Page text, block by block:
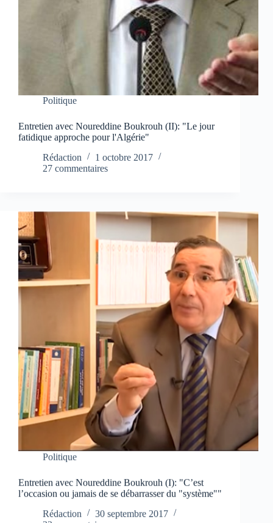
Politique
Entretien avec Noureddine Boukrouh (II): "Le jour
fatidique approche pour l'Algérie"
Rédaction
1 octobre 2017
27 commentaires
Politique
Entretien avec Noureddine Boukrouh (I): "C’est
l’occasion ou jamais de se débarrasser du "système""
Rédaction
30 septembre 2017